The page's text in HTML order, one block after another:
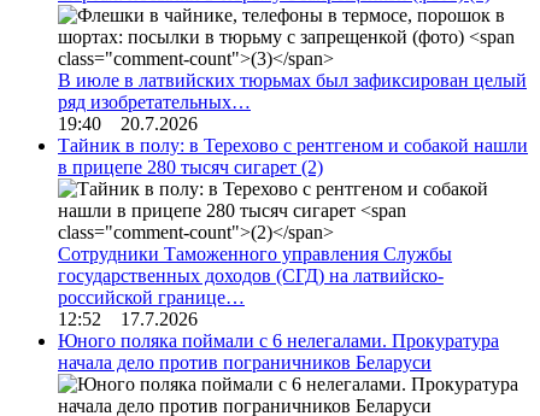
В июле в латвийских тюрьмах был зафиксирован целый
ряд изобретательных…
19:40 20.7.2026
Тайник в полу: в Терехово с рентгеном и собакой нашли
в прицепе 280 тысяч сигарет (2)
Сотрудники Таможенного управления Службы
государственных доходов (СГД) на латвийско-
российской границе…
12:52 17.7.2026
Юного поляка поймали с 6 нелегалами. Прокуратура
начала дело против пограничников Беларуси